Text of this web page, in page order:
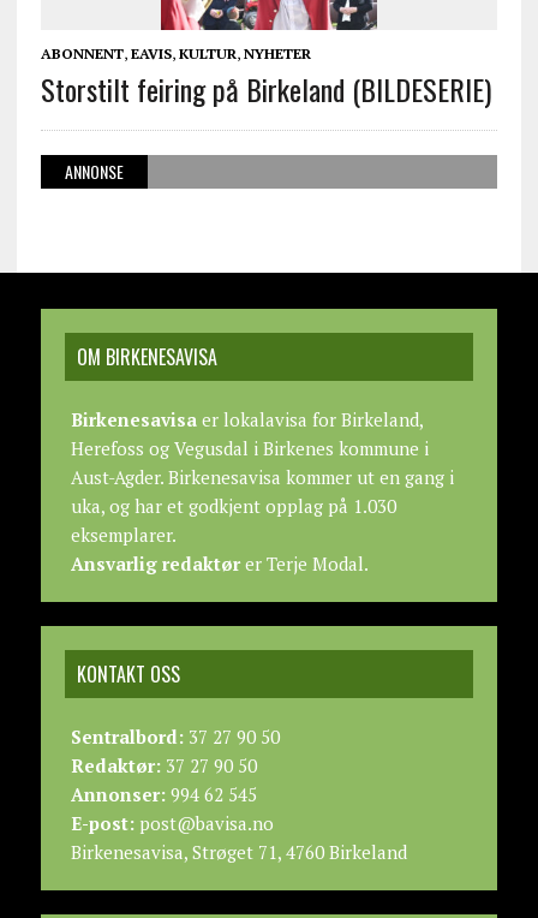
ABONNENT, EAVIS, KULTUR, NYHETER
Storstilt feiring på Birkeland (BILDESERIE)
ANNONSE
OM BIRKENESAVISA
Birkenesavisaer lokalavisa for Birkeland,
Herefoss og Vegusdal i Birkenes kommune i
Aust-Agder. Birkenesavisa kommer ut en gang i
uka, og har et godkjent opplag på 1.030
eksemplarer.
Ansvarlig redaktører Terje Modal.
KONTAKT OSS
Sentralbord:37 27 90 50
Redaktør:37 27 90 50
Annonser:994 62 545
E-post:post@bavisa.no
Birkenesavisa, Strøget 71, 4760 Birkeland